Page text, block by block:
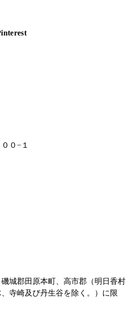
０−１
城郡田原本町、高市郡（明日香村
寺崎及び丹生谷を除く。）に限